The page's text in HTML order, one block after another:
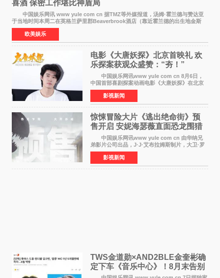
喜酒 保密工作堪比神盾局
中国娱乐网讯 www yule com cn 据TMZ等外媒报道，汤姆·霍兰德与赞达亚
于当地时间本周二在英格兰萨里郡Beaverbrook酒店（靠近霍兰德的出生地金斯
顿）举办婚宴，邀请家人与朋友们喝喜酒，庆祝
欧美娱乐
电影《大唐妖探》北京首映礼 欢
乐探案获观众盛赞：“夯！”
中国娱乐网讯www yule com cn 8月6日，
中国首部喜剧探案动画电影《大唐妖探》在北京
举办电影首映礼。导演程腾、联合导演黄珉、总
制片人曹紫建、制片人李莹莹，配音导演张喆，
对白指导程寅，领
影视新闻
惊悚冒险大片《逃出绝命街》预
售开启 安妮海瑟薇直面恐龙围猎
中国娱乐网讯www yule com cn 由华纳兄
弟影片公司出品，J·J·艾布拉姆斯制片，大卫·罗
伯特·米切尔执导，好莱坞巨星安妮·海瑟薇和伊万
·麦克格雷格领衔主演的2026暑期惊悚冒险大片
《逃出绝
影视新闻
TWS金道勋×AND2BLE金奎彬确
定下车《音乐中心》！8月末告别
MC席位